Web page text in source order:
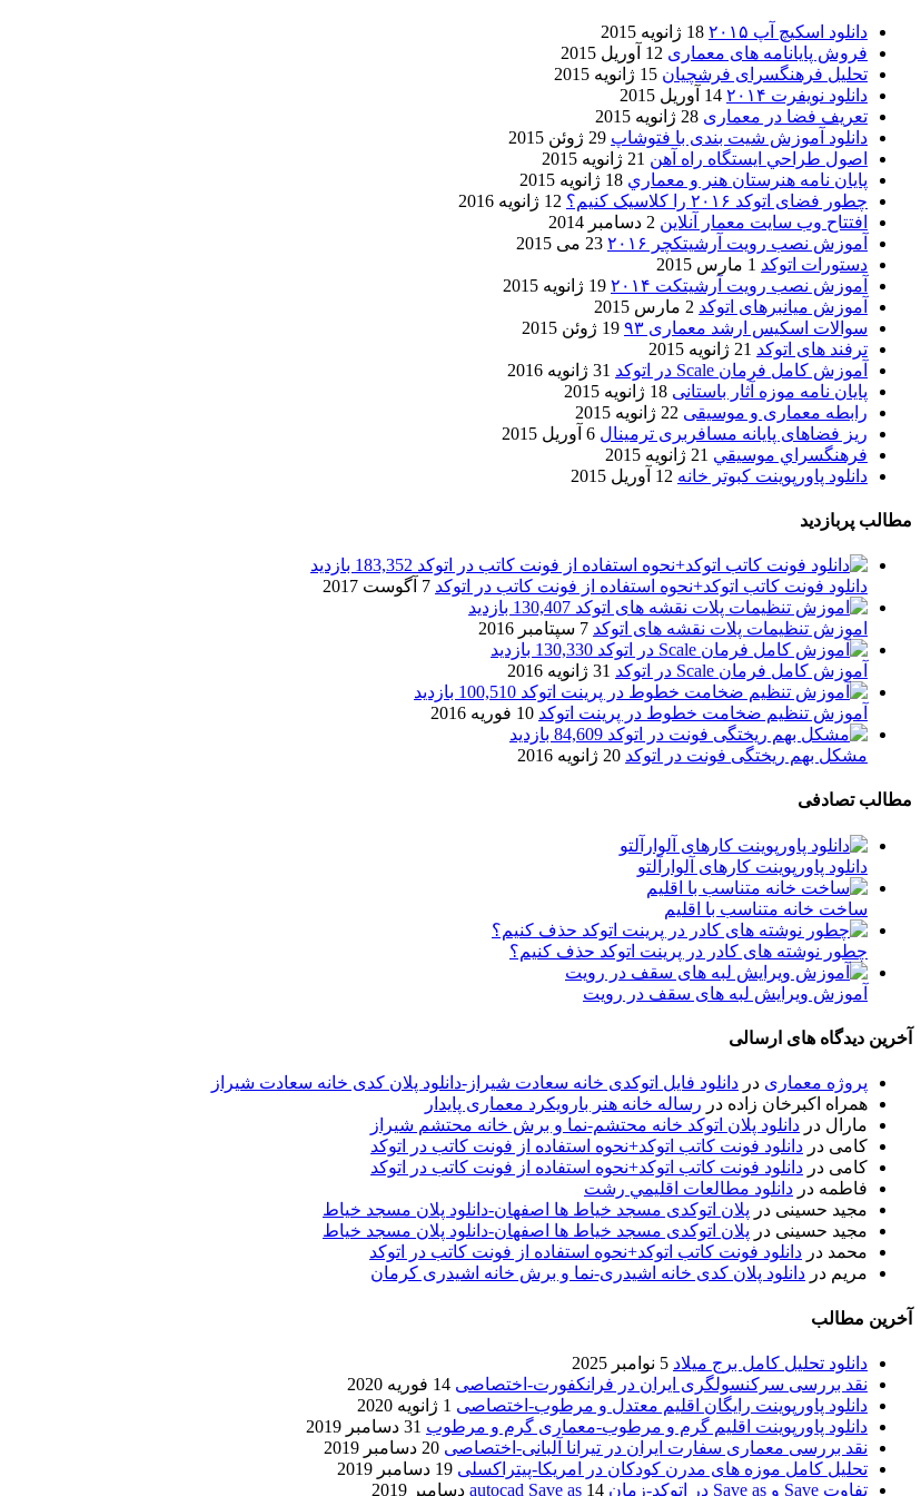
دانلود اسکیچ آپ ۲۰۱۵
18 ژانویه 2015
فروش پایانامه های معماری 12 آوریل 2015
تحلیل فرهنگسرای فرشچیان 15 ژانویه 2015
دانلود نویفرت ۲۰۱۴
14 آوریل 2015
تعریف فضا در معماری 28 ژانویه 2015
دانلود آموزش شیت بندی با فتوشاپ 29 ژوئن 2015
اصول طراحي ایستگاه راه آهن 21 ژانویه 2015
پایان نامه هنرستان هنر و معماري 18 ژانویه 2015
چطور فضای اتوکد ۲۰۱۶ را کلاسیک کنیم؟
12 ژانویه 2016
افتتاح وب سایت معمار آنلاین 2 دسامبر 2014
آموزش نصب رویت آرشیتکچر ۲۰۱۶
23 می 2015
دستورات اتوکد 1 مارس 2015
آموزش نصب رویت آرشیتکت ۲۰۱۴
19 ژانویه 2015
آموزش میانبرهای اتوکد 2 مارس 2015
سوالات اسکیس ارشد معماری ۹۳
19 ژوئن 2015
ترفند های اتوکد 21 ژانویه 2015
آموزش کامل فرمان Scale در اتوکد
31 ژانویه 2016
پایان نامه موزه آثار باستانی 18 ژانویه 2015
رابطه معماری و موسیقی 22 ژانویه 2015
ریز فضاهای پایانه مسافربری ترمینال 6 آوریل 2015
فرهنگسراي موسيقي 21 ژانویه 2015
دانلود پاورپوینت کبوتر خانه 12 آوریل 2015
مطالب پربازدید
183,352 بازدید
دانلود فونت کاتب اتوکد+نحوه استفاده از فونت کاتب در اتوکد 7 آگوست 2017
130,407 بازدید
اموزش تنظیمات پلات نقشه های اتوکد 7 سپتامبر 2016
130,330 بازدید
آموزش کامل فرمان Scale در اتوکد
31 ژانویه 2016
100,510 بازدید
آموزش تنظیم ضخامت خطوط در پرینت اتوکد 10 فوریه 2016
84,609 بازدید
مشکل بهم ریختگی فونت در اتوکد 20 ژانویه 2016
مطالب تصادفی
دانلود پاورپوینت کارهای آلوارآلتو
ساخت خانه متناسب با اقلیم
چطور نوشته های کادر در پرینت اتوکد حذف کنیم؟
آموزش ویرایش لبه های سقف در رویت
آخرین دیدگاه های ارسالی
پروژه معماری در دانلود فایل اتوکدی خانه سعادت شیراز-دانلود پلان کدی خانه سعادت شیراز
همراه اکبرخان زاده در رساله خانه هنر بارویکرد معماری پایدار
مارال در دانلود پلان اتوکد خانه محتشم-نما و برش خانه محتشم شیراز
کامی در دانلود فونت کاتب اتوکد+نحوه استفاده از فونت کاتب در اتوکد
کامی در دانلود فونت کاتب اتوکد+نحوه استفاده از فونت کاتب در اتوکد
فاطمه در دانلود مطالعات اقليمي رشت
مجید حسینی در پلان اتوکدی مسجد خیاط ها اصفهان-دانلود پلان مسجد خیاط
مجید حسینی در پلان اتوکدی مسجد خیاط ها اصفهان-دانلود پلان مسجد خیاط
محمد در دانلود فونت کاتب اتوکد+نحوه استفاده از فونت کاتب در اتوکد
مریم در دانلود پلان کدی خانه اشیدری-نما و برش خانه اشیدری کرمان
آخرین مطالب
دانلود تحلیل کامل برج میلاد 5 نوامبر 2025
نقد بررسی سرکنسولگری ایران در فرانکفورت-اختصاصی 14 فوریه 2020
دانلود پاورپوینت رایگان اقلیم معتدل و مرطوب-اختصاصی 1 ژانویه 2020
دانلود پاورپوینت اقلیم گرم و مرطوب-معماری گرم و مرطوب 31 دسامبر 2019
نقد بررسی معماری سفارت ایران در تیرانا آلبانی-اختصاصی 20 دسامبر 2019
تحلیل کامل موزه های مدرن کودکان در امریکا-پیتراکسلی 19 دسامبر 2019
تفاوت Save و Save as در اتوکد-زمان autocad Save as
14 دسامبر 2019